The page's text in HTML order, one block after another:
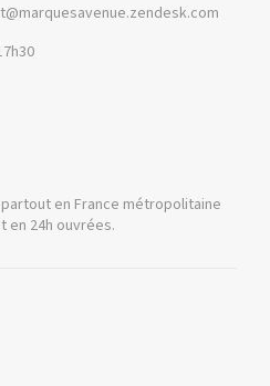
en France métropolitaine
en 24h ouvrées.